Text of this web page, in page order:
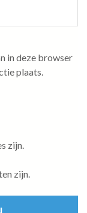
in deze browser
plaats.
zijn.
zijn.